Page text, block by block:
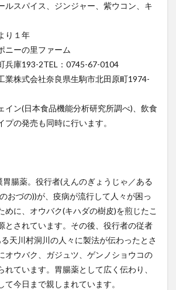
ルスパイス、ジンジャー、紫ウコン、キ
り１年
ニーの里ファーム
兵庫193-2TEL：0745-67-0104
業株式会社奈良県生駒市北田原町1974-
イン(日本食品機能分析研究所調べ)、飲食
プの発売も同時に行います。
腸薬。役行者(えんのぎょうじゃ／ある
おづの))が、疫病が流行して人々が困っ
めに、オウバク(キハダの樹皮)を煎じたこ
とされています。その後、役行者の従者
天川村洞川の人々に製法が伝わったとさ
オウバク、ガジュツ、ゲンノショウコの
れています。胃腸薬として広く伝わり、
て今日まで親しまれています。